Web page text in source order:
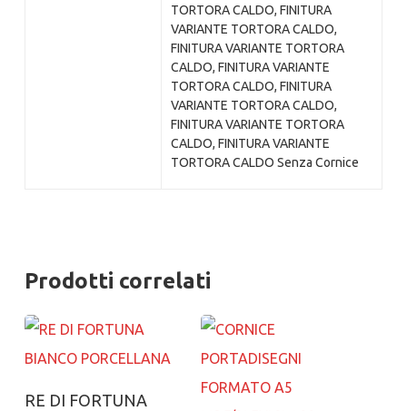
TORTORA CALDO, FINITURA
VARIANTE TORTORA CALDO,
FINITURA VARIANTE TORTORA
CALDO, FINITURA VARIANTE
TORTORA CALDO, FINITURA
VARIANTE TORTORA CALDO,
FINITURA VARIANTE TORTORA
CALDO, FINITURA VARIANTE
TORTORA CALDO Senza Cornice
Prodotti correlati
Aggiungi al carrello
RE DI FORTUNA